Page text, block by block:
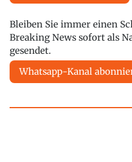
Bleiben Sie immer einen
Breaking News sofort als
gesendet.
Whatsapp-Kanal